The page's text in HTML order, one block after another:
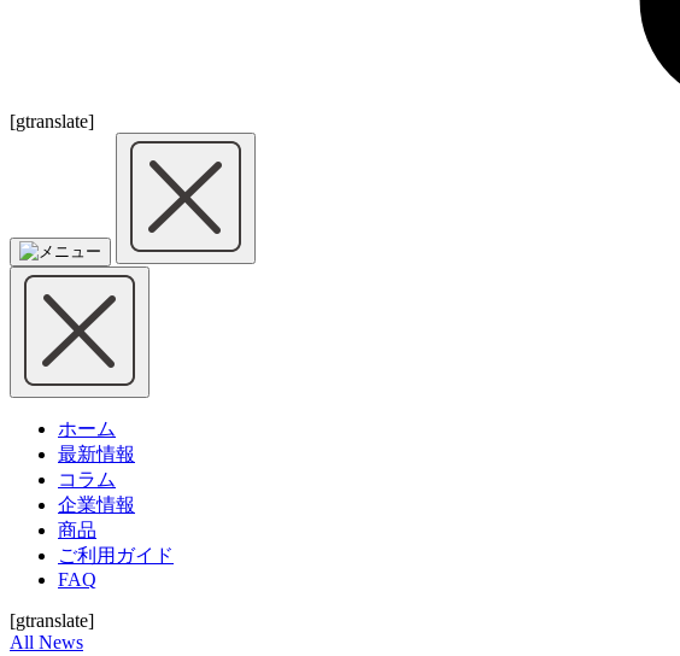
[gtranslate]
ホーム
最新情報
コラム
企業情報
商品
ご利用ガイド
FAQ
[gtranslate]
All News